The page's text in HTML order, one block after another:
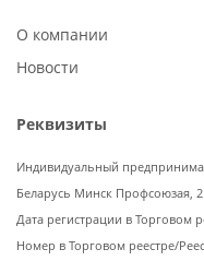
О компании
Новости
Реквизиты
Индивидуальный
Беларусь Минск Профсоюзая,
Дата регистрации в Торговом
Номер в Торговом реестре/